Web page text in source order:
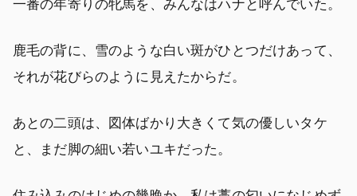
一番の年寄りの牝馬を、みんなはハナと呼んでいた。
鹿毛の背に、雪のような白い斑がひとつだけあって、
それが花びらのように見えたからだ。
あとの二頭は、図体ばかり大きくて気の優しいタケ
と、まだ脚の細い若いユキだった。